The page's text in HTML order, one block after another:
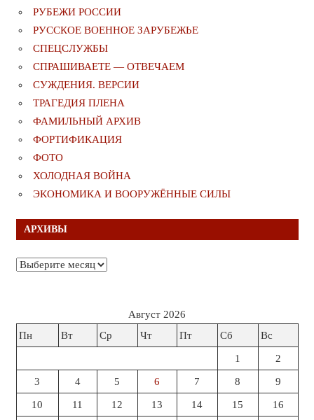
РУБЕЖИ РОССИИ
РУССКОЕ ВОЕННОЕ ЗАРУБЕЖЬЕ
СПЕЦСЛУЖБЫ
СПРАШИВАЕТЕ — ОТВЕЧАЕМ
СУЖДЕНИЯ. ВЕРСИИ
ТРАГЕДИЯ ПЛЕНА
ФАМИЛЬНЫЙ АРХИВ
ФОРТИФИКАЦИЯ
ФОТО
ХОЛОДНАЯ ВОЙНА
ЭКОНОМИКА И ВООРУЖЁННЫЕ СИЛЫ
АРХИВЫ
Архивы
Август 2026
Пн
Вт Ср Чт Пт Сб Вс
1 2
3 4 5 6 7 8 9
10 11 12 13 14 15 16